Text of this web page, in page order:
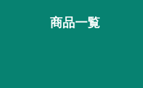
商品一覧